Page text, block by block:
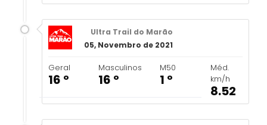
Ultra Trail do Marão
05, Novembro de 2021
Geral
16 º
Masculinos
16 º
M50
1 º
Méd.
km/h
8.52